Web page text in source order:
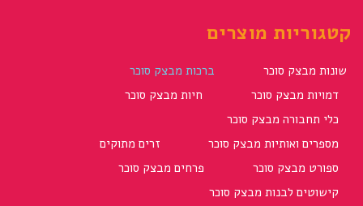
קטגוריות מוצרים
שונות מבצק סוכר
ברכות מבצק סוכר
דמויות מבצק סוכר
חיות מבצק סוכר
כלי תחבורה מבצק סוכר
מספרים ואותיות מבצק סוכר
זרים מתוקים
ספורט מבצק סוכר
פרחים מבצק סוכר
קישוטים לבנות מבצק סוכר